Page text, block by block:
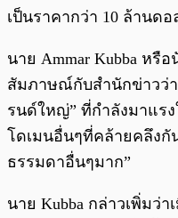
เป็นราคากว่า 10 ล้านดอ
นาย Ammar Kubba หรื
สัมภาษณ์กับสำนักข่าวว่า
รนด์ใหญ่” ที่กำลังมาแร
โดเมนอื่นๆที่คล้ายคลึงกั
ธรรมดาอื่นๆมาก”
นาย Kubba กล่าวเพิ่มว่